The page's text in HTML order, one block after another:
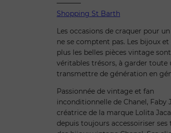
Shopping St Barth
Les occasions de craquer pour
ne se comptent pas. Les bijoux
plus les belles pièces vintage
véritables trésors, à garder toute
transmettre de génération en
Passionnée de vintage et fan
inconditionnelle de Chanel, Faby
créatrice de la marque Lolita
depuis toujours accessoiriser ses